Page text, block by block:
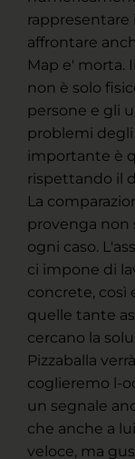
affrontare
Map e' morta.
non è solo
persone e gli
problemi degli
importante è
rispettando il
La
provenga non
ogni caso.
ci impone di
concrete, così
quelle tante
cercano la
Pizzaballa
coglieremo l-
un segnale
che anche a
veloce, ma